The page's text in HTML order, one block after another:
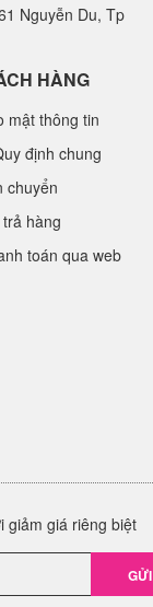
Nguyễn Du, Tp
HÀNG
mật thông tin
định chung
chuyển
hàng
toán qua web
giảm giá riêng biệt
GỬI